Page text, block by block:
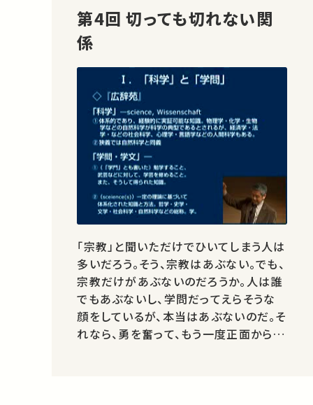
第4回 切っても切れない関
係
「宗教」と聞いただけでひいてしまう人は
多いだろう。そう、宗教はあぶない。でも、
宗教だけがあぶないのだろうか。人は誰
でもあぶないし、学問だってえらそうな
顔をしているが、本当はあぶないのだ。そ
れなら、勇を奮って、もう一度正面から宗